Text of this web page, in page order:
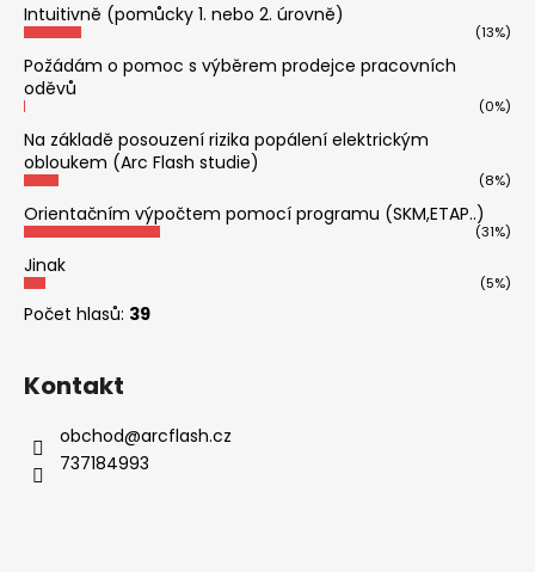
Intuitivně (pomůcky 1. nebo 2. úrovně)
(13%)
Požádám o pomoc s výběrem prodejce pracovních
oděvů
(0%)
Na základě posouzení rizika popálení elektrickým
obloukem (Arc Flash studie)
(8%)
Orientačním výpočtem pomocí programu (SKM,ETAP..)
(31%)
Jinak
(5%)
Počet hlasů: 39
Kontakt
obchod@arcflash.cz
737184993